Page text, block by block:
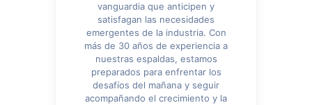
vanguardia que anticipen y
satisfagan las necesidades
emergentes de la industria. Con
más de 30 años de experiencia a
nuestras espaldas, estamos
preparados para enfrentar los
desafíos del mañana y seguir
acompañando el crecimiento y la